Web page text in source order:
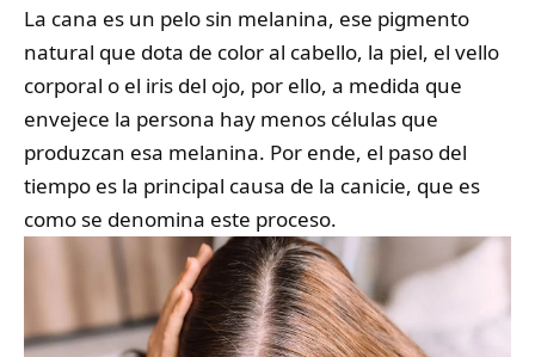
La cana es un pelo sin melanina, ese pigmento
natural que dota de color al cabello, la piel, el vello
corporal o el iris del ojo, por ello, a medida que
envejece la persona hay menos células que
produzcan esa melanina. Por ende, el paso del
tiempo es la principal causa de la canicie, que es
como se denomina este proceso.